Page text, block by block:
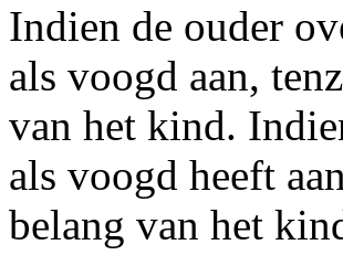
Indien de ouder
als voogd aan,
van het kind.
als voogd heeft
belang van het